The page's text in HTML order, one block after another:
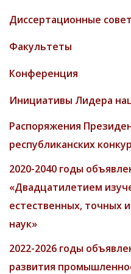
Диссертационные
Факультеты
Конференция
Инициативы Лидера
Распоряжения
республиканских
2020-2040 годы
«Двадцатилетием
естественных, точных
наук»
2022-2026 годы
развития